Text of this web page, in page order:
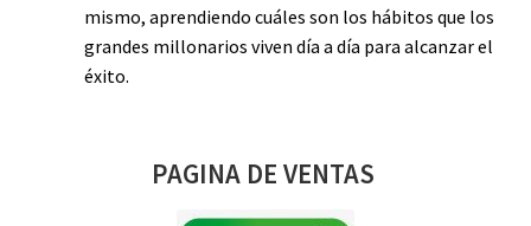
mismo, aprendiendo cuáles son los hábitos que los
grandes millonarios viven día a día para alcanzar el
éxito.
PAGINA DE VENTAS